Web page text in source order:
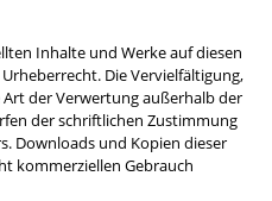
Inhalte und Werke auf diesen
Die Vervielfältigung,
der Verwertung außerhalb der
der schriftlichen Zustimmung
Downloads und Kopien dieser
kommerziellen Gebrauch